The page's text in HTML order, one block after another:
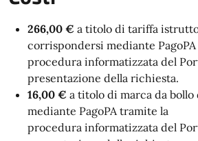
266,00 € a titolo di tariffa
corrispondersi mediante PagoPA
procedura informatizzata del
presentazione della richiesta.
16,00 € a titolo di marca da
mediante PagoPAtramite la
procedura informatizzata del